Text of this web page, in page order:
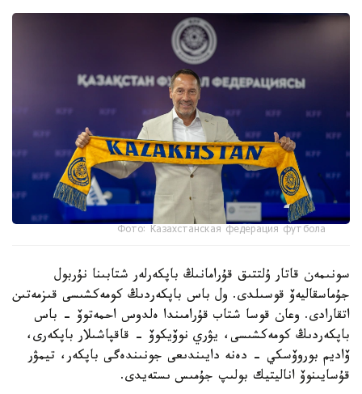
Фото: Казахстанская федерация футбола
سونىمەن قاتار ۇلتتىق قۇرامانىڭ باپكەرلەر شتابىنا نۇربول
جۇماسقاليەۆ قوسىلدى. ول باس باپكەردىڭ كومەكشىسى قىزمەتىن
اتقارادى. وعان قوسا شتاب قۇرامىندا ەلدوس احمەتوۆ - باس
باپكەردىڭ كومەكشىسى، يۋري نوۆيكوۆ - قاقپاشىلار باپكەرى،
ۆاديم بوروۆسكي - دەنە دايىندىعى جونىندەگى باپكەر، تيمۋر
قۇسايىنوۆ اناليتيك بولىپ جۇمىس ىستەيدى.